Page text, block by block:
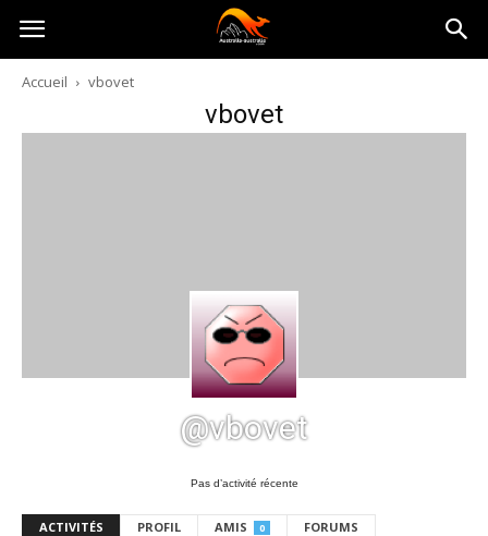
Australia-
australie.com
Accueil vbovet
vbovet
@vbovet
Pas d’activité récente
ACTIVITÉS PROFIL AMIS 0 FORUMS